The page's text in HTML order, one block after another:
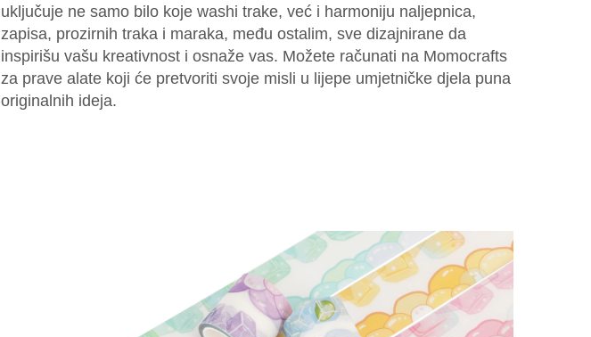
uključuje ne samo bilo koje washi trake, već i harmoniju naljepnica,
zapisa, prozirnih traka i maraka, među ostalim, sve dizajnirane da
inspirišu vašu kreativnost i osnaže vas. Možete računati na Momocrafts
za prave alate koji će pretvoriti svoje misli u lijepe umjetničke djela puna
originalnih ideja.